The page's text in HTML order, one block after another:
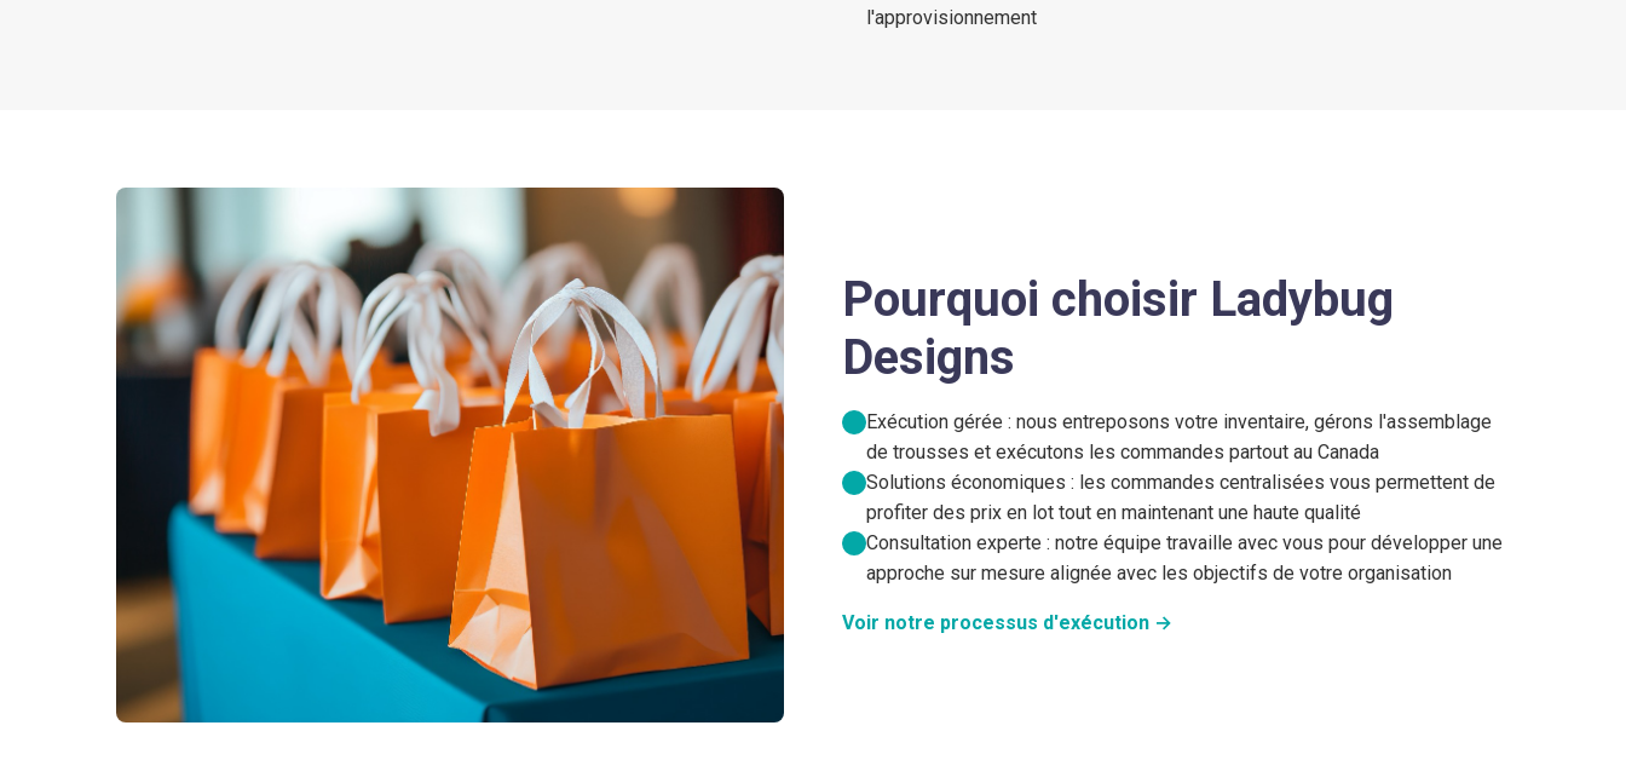
l'approvisionnement
Pourquoi choisir Ladybug
Designs
Exécution gérée : nous entreposons votre inventaire, gérons l'assemblage
de trousses et exécutons les commandes partout au Canada
Solutions économiques : les commandes centralisées vous permettent de
profiter des prix en lot tout en maintenant une haute qualité
Consultation experte : notre équipe travaille avec vous pour développer une
approche sur mesure alignée avec les objectifs de votre organisation
Voir notre processus d'exécution →